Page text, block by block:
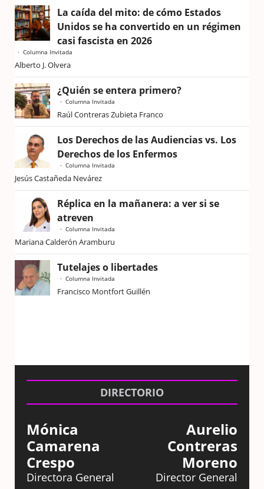
La caída del mito: de cómo Estados
Unidos se ha convertido en un régimen
casi fascista en 2026
Columna Invitada
Alberto J. Olvera
¿Quién se entera primero?
Columna Invitada
Raúl Contreras Zubieta Franco
Los Derechos de las Audiencias vs. Los
Derechos de los Enfermos
Columna Invitada
Jesús Castañeda Nevárez
Réplica en la mañanera: a ver si se
atreven
Columna Invitada
Mariana Calderón Aramburu
Tutelajes o libertades
Columna Invitada
Francisco Montfort Guillén
DIRECTORIO
Mónica
Camarena
Crespo
Directora General
Aurelio
Contreras
Moreno
Director General